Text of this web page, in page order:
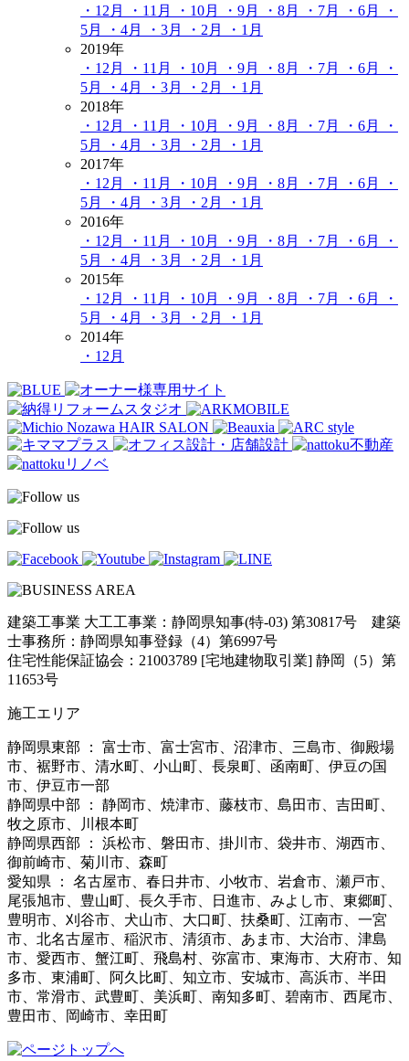
・12月
・11月 ・10月 ・9月 ・8月 ・7月 ・6月
・
5月
・4月 ・3月 ・2月
・1月
2019年
・12月
・11月 ・10月 ・9月 ・8月 ・7月 ・6月
・
5月
・4月 ・3月 ・2月
・1月
2018年
・12月
・11月 ・10月 ・9月 ・8月 ・7月 ・6月
・
5月
・4月 ・3月 ・2月
・1月
2017年
・12月
・11月 ・10月 ・9月 ・8月 ・7月 ・6月
・
5月
・4月 ・3月 ・2月
・1月
2016年
・12月
・11月 ・10月 ・9月 ・8月 ・7月 ・6月
・
5月
・4月 ・3月 ・2月
・1月
2015年
・12月
・11月 ・10月 ・9月 ・8月 ・7月 ・6月
・
5月
・4月 ・3月 ・2月
・1月
2014年
・12月
建築工事業 大工工事業：静岡県知事(特-03) 第30817号 建築
士事務所：静岡県知事登録（4）第6997号
住宅性能保証協会：21003789 [宅地建物取引業] 静岡（5）第
11653号
施工エリア
静岡県東部 ： 富士市、富士宮市、沼津市、三島市、御殿場
市、裾野市、清水町、小山町、長泉町、函南町、伊豆の国
市、伊豆市一部
静岡県中部 ： 静岡市、焼津市、藤枝市、島田市、吉田町、
牧之原市、川根本町
静岡県西部 ： 浜松市、磐田市、掛川市、袋井市、湖西市、
御前崎市、菊川市、森町
愛知県 ： 名古屋市、春日井市、小牧市、岩倉市、瀬戸市、
尾張旭市、豊山町、長久手市、日進市、みよし市、東郷町、
豊明市、刈谷市、犬山市、大口町、扶桑町、江南市、一宮
市、北名古屋市、稲沢市、清須市、あま市、大治市、津島
市、愛西市、蟹江町、飛島村、弥富市、東海市、大府市、知
多市、東浦町、阿久比町、知立市、安城市、高浜市、半田
市、常滑市、武豊町、美浜町、南知多町、碧南市、西尾市、
豊田市、岡崎市、幸田町